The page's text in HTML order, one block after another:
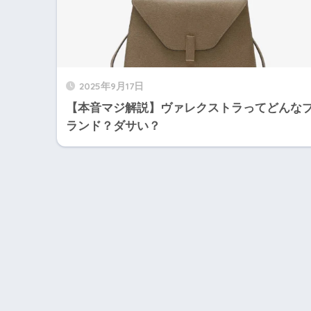
2025年9月17日
【本音マジ解説】ヴァレクストラってどんな
ランド？ダサい？